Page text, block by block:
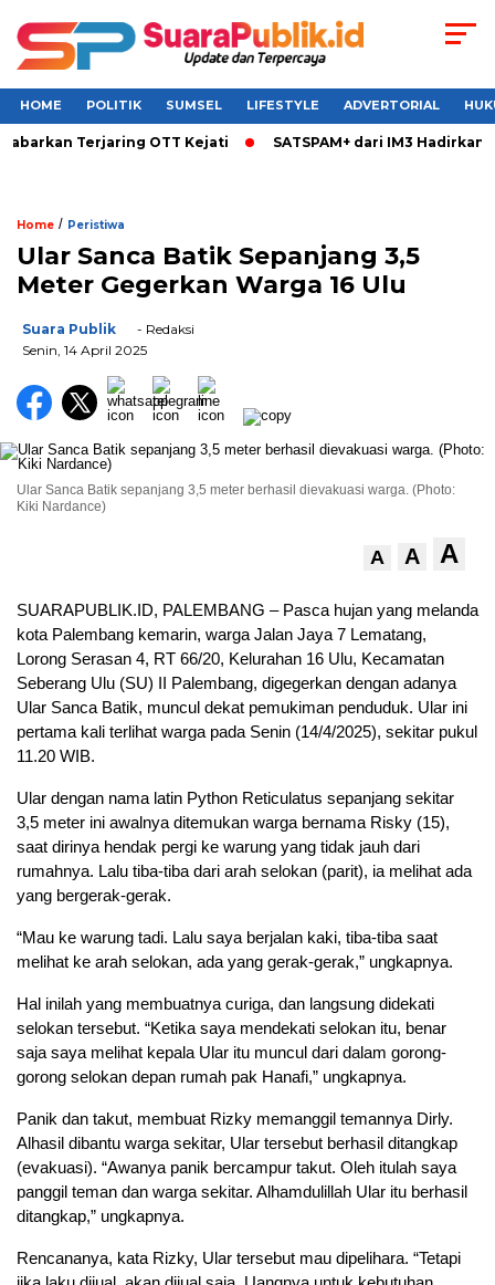
HOME POLITIK SUMSEL LIFESTYLE ADVERTORIAL
Terjaring OTT Kejati SATSPAM+ dari IM3 Hadirkan
Home / Peristiwa
Ular Sanca Batik Sepanjang 3,5
Meter Gegerkan Warga 16 Ulu
Suara Publik
- Redaksi
Senin, 14 April 2025
Ular Sanca Batik sepanjang 3,5 meter berhasil dievakuasi warga. (Photo:
Kiki Nardance)
A A A
SUARAPUBLIK.ID, PALEMBANG – Pasca hujan yang melanda
kota Palembang kemarin, warga Jalan Jaya 7 Lematang,
Lorong Serasan 4, RT 66/20, Kelurahan 16 Ulu, Kecamatan
Seberang Ulu (SU) II Palembang, digegerkan dengan adanya
Ular Sanca Batik, muncul dekat pemukiman penduduk. Ular ini
pertama kali terlihat warga pada Senin (14/4/2025), sekitar pukul
11.20 WIB.
Ular dengan nama latin Python Reticulatus sepanjang sekitar
3,5 meter ini awalnya ditemukan warga bernama Risky (15),
saat dirinya hendak pergi ke warung yang tidak jauh dari
rumahnya. Lalu tiba-tiba dari arah selokan (parit), ia melihat ada
yang bergerak-gerak.
“Mau ke warung tadi. Lalu saya berjalan kaki, tiba-tiba saat
melihat ke arah selokan, ada yang gerak-gerak,” ungkapnya.
Hal inilah yang membuatnya curiga, dan langsung didekati
selokan tersebut. “Ketika saya mendekati selokan itu, benar
saja saya melihat kepala Ular itu muncul dari dalam gorong-
gorong selokan depan rumah pak Hanafi,” ungkapnya.
Panik dan takut, membuat Rizky memanggil temannya Dirly.
Alhasil dibantu warga sekitar, Ular tersebut berhasil ditangkap
(evakuasi). “Awanya panik bercampur takut. Oleh itulah saya
panggil teman dan warga sekitar. Alhamdulillah Ular itu berhasil
ditangkap,” ungkapnya.
Rencananya, kata Rizky, Ular tersebut mau dipelihara. “Tetapi